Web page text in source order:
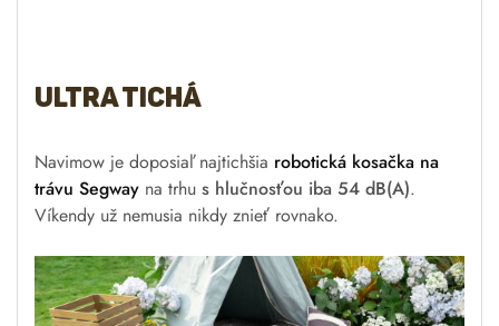
Ultra tichá
Navimow je doposiaľ najtichšia robotická kosačka na
trávu Segway na trhu s hlučnosťou iba 54 dB(A).
Víkendy už nemusia nikdy znieť rovnako.